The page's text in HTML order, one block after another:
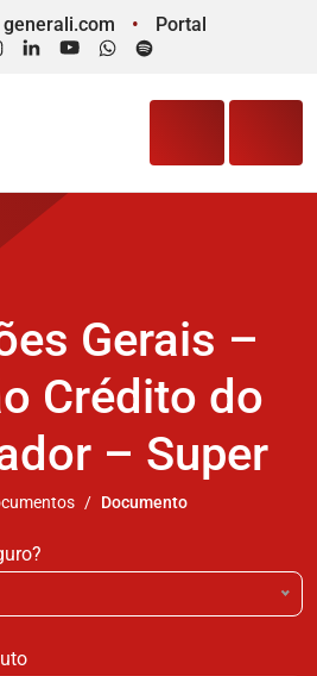
generali.com
Portal
Instagram
LinkedInYouTubeWhatsApp
Spotify
Gerais –
Crédito do
– Super
Documento